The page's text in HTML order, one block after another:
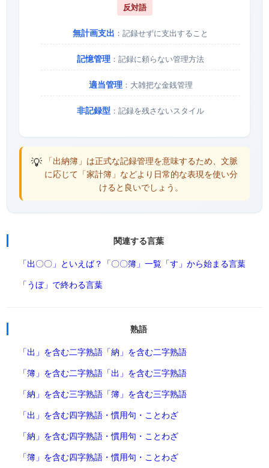
反対語
無計画支出 ：記録せずに支出すること
記憶管理 ：記録に頼らない管理方法
適当管理：大雑把な金銭管理
非記録型 ：記録を残さないスタイル
💡 「出納簿」は正式な記録管理を意味するため、文脈
に応じて「家計簿」などより日常的な表現を使い分
けると良いでしょう。
関連する言葉
「出〇〇」といえば？ 「〇〇簿」一覧 「す」から始まる言葉
「うぼ」で終わる言葉
熟語
「出」を含む二字熟語 「納」を含む二字熟語
「簿」を含む二字熟語 「出」を含む三字熟語
「納」を含む三字熟語 「簿」を含む三字熟語
「出」を含む四字熟語・慣用句・ことわざ
「納」を含む四字熟語・慣用句・ことわざ
「簿」を含む四字熟語・慣用句・ことわざ